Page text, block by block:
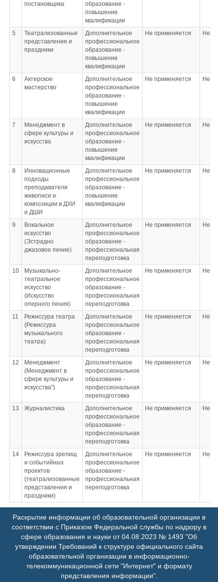
постановщика
образование -
повышение
квалификации
5
Театрализованные
представления и
праздники
Дополнительное
профессиональное
образование -
повышение
квалификации
Не применяется Не
6
Актерское
мастерство
Дополнительное
профессиональное
образование -
повышение
квалификации
Не применяется Не
7
Менеджмент в
сфере культуры и
искусства
Дополнительное
профессиональное
образование -
повышение
квалификации
Не применяется Не
8
Инновационные
подходы
преподавателя
живописи и
композиции в ДХИ
и ДШИ
Дополнительное
профессиональное
образование -
повышение
квалификации
Не применяется Не
9
Вокальное
искусство
(Эстрадно
джазовое пение)
Дополнительное
профессиональное
образование -
профессиональная
переподготовка
Не применяется Не
10
Музыкально-
театральное
искусство
(Искусство
оперного пения)
Дополнительное
профессиональное
образование -
профессиональная
переподготовка
Не применяется Не
11
Режиссура театра
(Режиссура
музыкального
театра)
Дополнительное
профессиональное
образование -
профессиональная
переподготовка
Не применяется Не
12
Менеджмент
(Менеджмент в
сфере культуры и
искусства")
Дополнительное
профессиональное
образование -
профессиональная
переподготовка
Не применяется Не
13 Журналистика
Дополнительное
профессиональное
образование -
профессиональная
переподготовка
Не применяется Не
14
Режиссура зрелищ
и событийных
проектов
(театрализованные
представления и
праздники)
Дополнительное
профессиональное
образование -
профессиональная
переподготовка
Не применяется Не
Раскрытие информации об образовательной организации в
соответствии с Приказом Федеральной службы по надзору в
сфере образования и науки от 04.08.2023 № 1493 "Об
утверждении Требований к структуре официального сайта
образовательной организации в информационно-
телекоммуникационной сети "Интернет" и формату
представления информации".